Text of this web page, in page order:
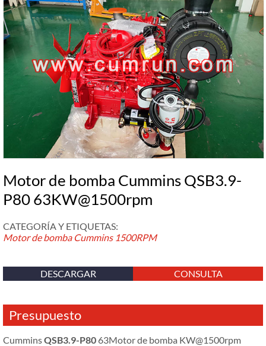
Motor de bomba Cummins QSB3.9-
P80 63KW@1500rpm
CATEGORÍA Y ETIQUETAS:
Motor de bomba Cummins 1500RPM
DESCARGAR CONSULTA
Presupuesto
CumminsQSB3.9-P80 63Motor de bomba KW@1500rpm